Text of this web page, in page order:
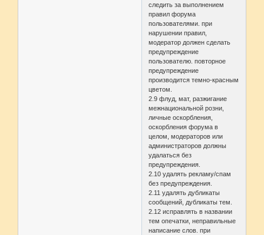
следить за выполнением
правил форума
пользователями. при
нарушении правил,
модератор должен сделать
предупреждение
пользователю. повторное
предупреждение
производится темно-красным
цветом.
2.9 флуд, мат, разжигание
межнациональной розни,
личные оскорбления,
оскорбления форума в
целом, модераторов или
администраторов должны
удалаться без
предупреждения.
2.10 удалять рекламу/спам
без предупреждения.
2.11 удалять дубликаты
сообщений, дубликаты тем.
2.12 исправлять в названии
тем опечатки, неправильные
написание слов. при